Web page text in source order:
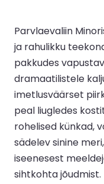
Parvlaevaliin
ja rahulikku
pakkudes
dramaatilistele
imetlusväärset
peal liugledes
rohelised künkad,
sädelev sinine
iseenesest
sihtkohta jõudmist.